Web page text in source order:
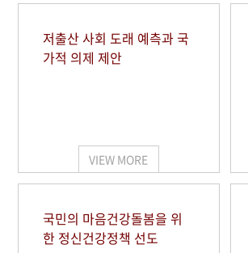
저출산 사회 도래 예측과 국
가적 의제 제안
VIEW MORE
국민의 마음건강돌봄을 위
한 정신건강정책 선도